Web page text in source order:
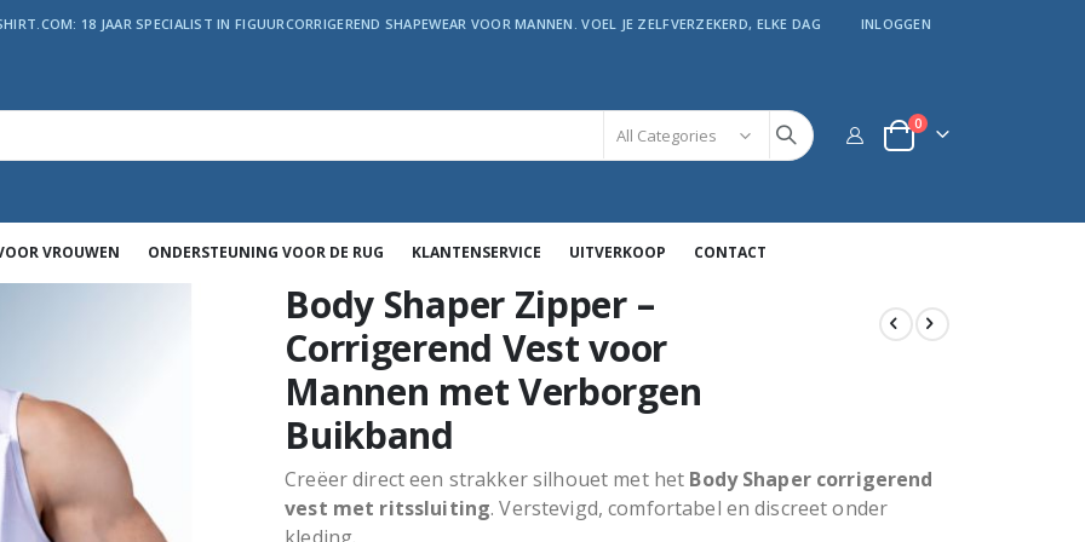
18 JAAR SPECIALIST IN FIGUURCORRIGEREND SHAPEWEAR VOOR MANNEN. VOEL JE ZELFVERZEKERD, ELKE DAG INLOGGEN
kar
0producten
VROUWEN ONDERSTEUNING VOOR DE RUG KLANTENSERVICE UITVERKOOP CONTACT
Body Shaper Zipper –
Corrigerend Vest voor
Mannen met Verborgen
Buikband
Creëer direct een strakker silhouet met het Body Shaper corrigerend
vest met ritssluiting. Verstevigd, comfortabel en discreet onder